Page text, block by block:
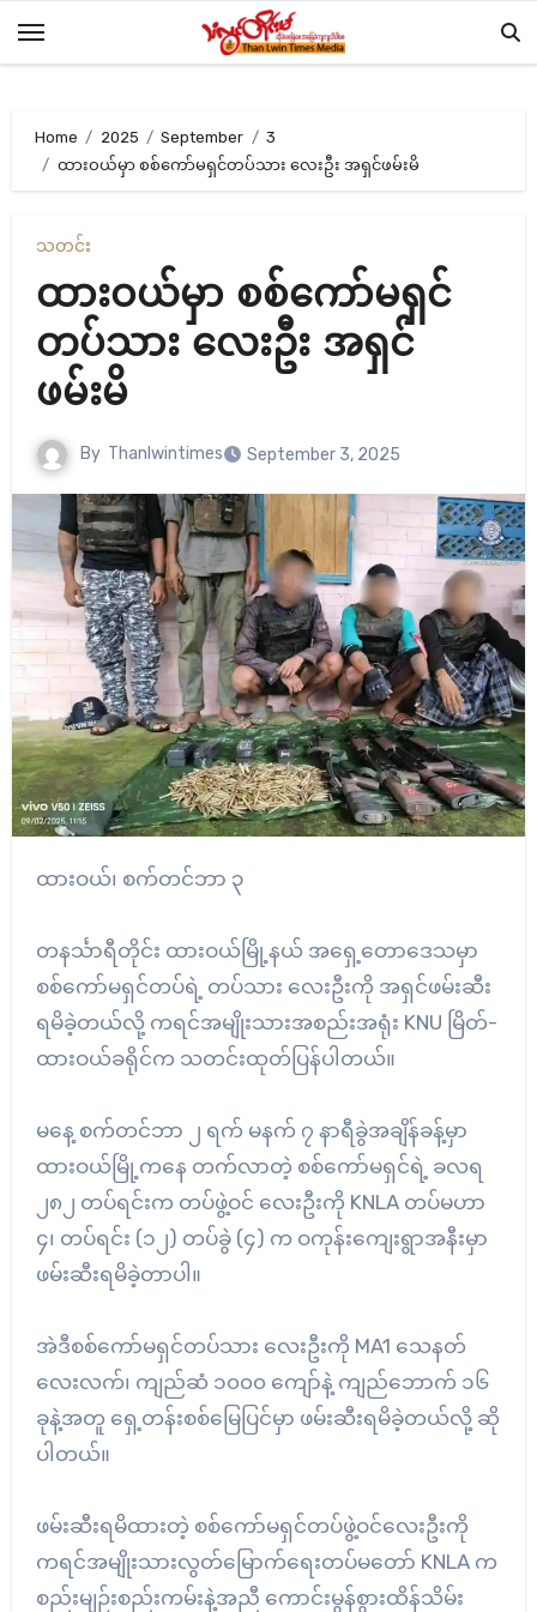
Home 2025 September
3
ထားဝယ်မှာ စစ်ကော်မရှင်တပ်သား လေးဦး အရှင်ဖမ်းမိ
သတင်း
ထားဝယ်မှာ စစ်ကော်မရှင်
တပ်သား လေးဦး အရှင်
ဖမ်းမိ
By Thanlwintimes September 3, 2025
ထားဝယ်၊ စက်တင်ဘာ ၃
တနင်္သာရီတိုင်း ထားဝယ်မြို့နယ် အရှေ့တောဒေသမှာ
စစ်ကော်မရှင်တပ်ရဲ့ တပ်သား လေးဦးကို အရှင်ဖမ်းဆီး
ရမိခဲ့တယ်လို့ ကရင်အမျိုးသားအစည်းအရုံး KNU မြိတ်-
ထားဝယ်ခရိုင်က သတင်းထုတ်ပြန်ပါတယ်။
မနေ့ စက်တင်ဘာ ၂ ရက် မနက် ၇ နာရီခွဲအချိန်ခန့်မှာ
ထားဝယ်မြို့ကနေ တက်လာတဲ့ စစ်ကော်မရှင်ရဲ့ ခလရ
၂၈၂ တပ်ရင်းက တပ်ဖွဲ့ဝင် လေးဦးကို KNLA တပ်မဟာ
၄၊ တပ်ရင်း (၁၂) တပ်ခွဲ (၄) က ဝကုန်းကျေးရွာအနီးမှာ
ဖမ်းဆီးရမိခဲ့တာပါ။
အဲဒီစစ်ကော်မရှင်တပ်သား လေးဦးကို MA1 သေနတ်
လေးလက်၊ ကျည်ဆံ ၁၀၀၀ ကျော်နဲ့ ကျည်ဘောက် ၁၆
ခုနဲ့အတူ ရှေ့တန်းစစ်မြေပြင်မှာ ဖမ်းဆီးရမိခဲ့တယ်လို့ ဆို
ပါတယ်။
ဖမ်းဆီးရမိထားတဲ့ စစ်ကော်မရှင်တပ်ဖွဲ့ဝင်လေးဦးကို
ကရင်အမျိုးသားလွတ်မြောက်ရေးတပ်မတော် KNLA က
စည်းမျဉ်းစည်းကမ်းနဲ့အညီ ကောင်းမွန်စွားထိန်သိမ်း